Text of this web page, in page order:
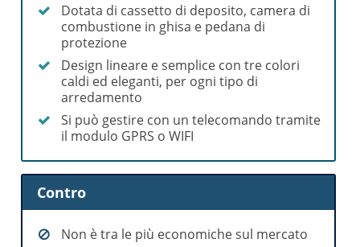
Dotata di cassetto di deposito, camera di
combustione in ghisa e pedana di
protezione
Design lineare e semplice con tre colori
caldi ed eleganti, per ogni tipo di
arredamento
Si può gestire con un telecomando tramite
il modulo GPRS o WIFI
Contro
Non è tra le più economiche sul mercato